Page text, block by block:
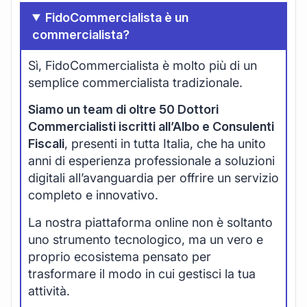
FidoCommercialista è un
commercialista?
Sì, FidoCommercialista è molto più di un
semplice commercialista tradizionale.
Siamo un team di oltre 50 Dottori
Commercialisti iscritti all’Albo e Consulenti
Fiscali, presenti in tutta Italia, che ha unito
anni di esperienza professionale a soluzioni
digitali all’avanguardia per offrire un servizio
completo e innovativo.
La nostra piattaforma online non è soltanto
uno strumento tecnologico, ma un vero e
proprio ecosistema pensato per
trasformare il modo in cui gestisci la tua
attività.